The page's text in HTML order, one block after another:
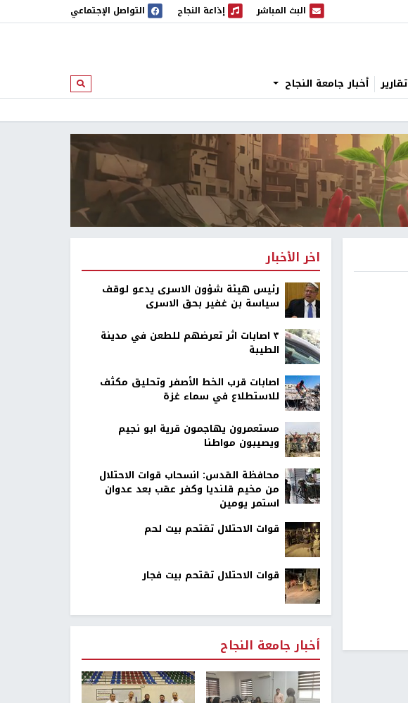
البث المباشر
البث المباشر إذاعة النجاح
إذاعة النجاح التواصل الإجتماعي
تقارير أخبار جامعة النجاح ابحث
اخر الأخبار
رئيس هيئة شؤون الاسرى يدعو لوقف
سياسة بن غفير بحق الاسرى
٣ اصابات اثر تعرضهم للطعن في مدينة
الطيبة
اصابات قرب الخط الأصفر وتحليق مكثف
للاستطلاع في سماء غزة
مستعمرون يهاجمون قرية ابو نجيم
ويصيبون مواطنا
محافظة القدس: انسحاب قوات الاحتلال
من مخيم قلنديا وكفر عقب بعد عدوان
استمر يومين
قوات الاحتلال تقتحم بيت لحم
قوات الاحتلال تقتحم بيت فجار
أخبار جامعة النجاح